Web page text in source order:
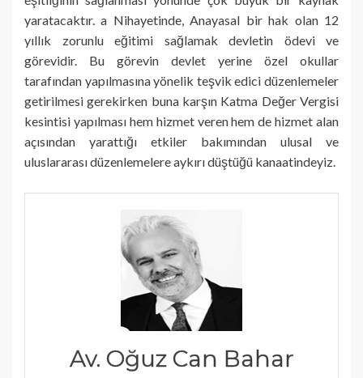
yaratacaktır. a Nihayetinde, Anayasal bir hak olan 12
yıllık zorunlu eğitimi sağlamak devletin ödevi ve
görevidir. Bu görevin devlet yerine özel okullar
tarafından yapılmasına yönelik teşvik edici düzenlemeler
getirilmesi gerekirken buna karşın Katma Değer Vergisi
kesintisi yapılması hem hizmet veren hem de hizmet alan
açısından yarattığı etkiler bakımından ulusal ve
uluslararası düzenlemelere aykırı düştüğü kanaatindeyiz.
Av. Oğuz Can Bahar